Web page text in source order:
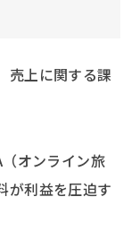
売上に関する課
オンライン旅
が利益を圧迫す